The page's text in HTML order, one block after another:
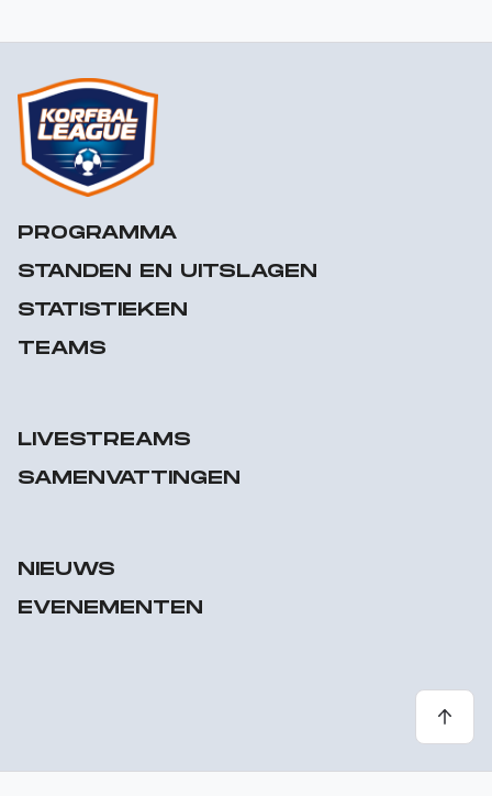
PROGRAMMA
STANDEN EN UITSLAGEN
STATISTIEKEN
TEAMS
LIVESTREAMS
SAMENVATTINGEN
NIEUWS
EVENEMENTEN